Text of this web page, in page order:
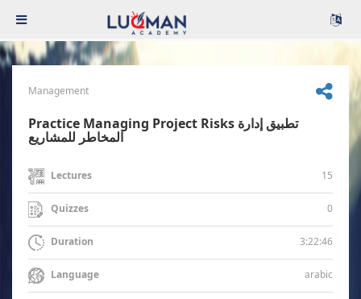
Management
Practice Managing Project Risks تطبيق إدارة
المخاطر للمشاريع
Lectures 15
Quizzes 0
Duration 3:22:46
Language arabic